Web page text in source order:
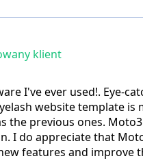
klient
I've ever used!. Eye-
website template
the previous ones.
I do appreciate that
features and improve